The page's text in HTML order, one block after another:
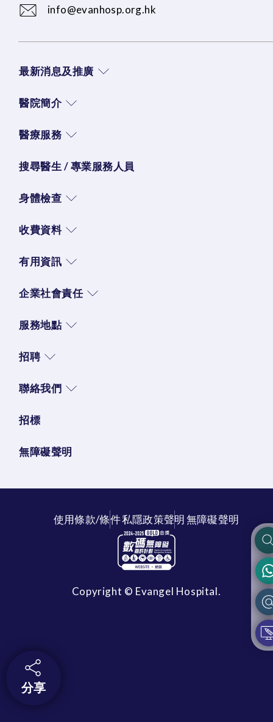
info@evanhosp.org.hk
最新消息及推廣
醫院簡介
醫療服務
搜尋醫生 / 專業服務人員
身體檢查
收費資料
有用資訊
企業社會責任
服務地點
招聘
聯絡我們
招標
無障礙聲明
使用條款/條件私隱政策聲明無障礙聲明
Copyright © Evangel Hospital.
分享